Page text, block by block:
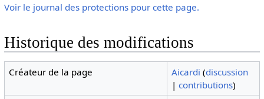
Voir le journal des protections pour cette page.
Historique des modifications
Créateur de la page Aicardi (discussion
|contributions)